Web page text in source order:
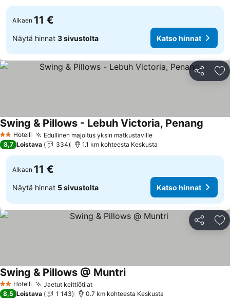
Alkaen 11 €
Näytä hinnat 3 sivustolta Katso hinnat
Jaa
2 Tähtiluokitus
Hotelli Edullinen majoitus yksin matkustavilleKatso hinnat
Swing & Pillows - Lebuh Victoria, Penang
8,7 Loistava 334 1.1 km kohteesta Keskusta
Alkaen 11 €
Näytä hinnat 5 sivustolta Katso hinnat
Jaa
2 Tähtiluokitus
Hotelli Jaetut keittiötilatKatso hinnat
Swing & Pillows @ MuntriKatso hinnat
8,5 Loistava 1 143 0.7 km kohteesta Keskusta